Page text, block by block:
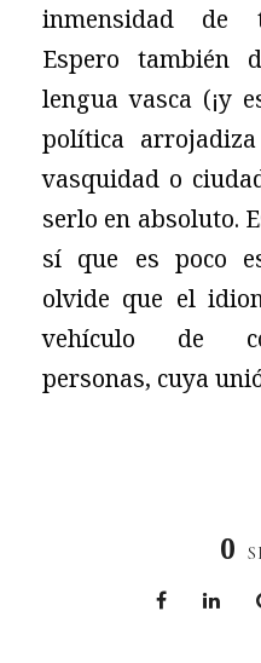
inmensidad de
Espero también
lengua vasca (¡y
política
vasquidad o
serlo en absoluto.
sí que es poco
olvide que el
vehículo de
personas, cuya
0